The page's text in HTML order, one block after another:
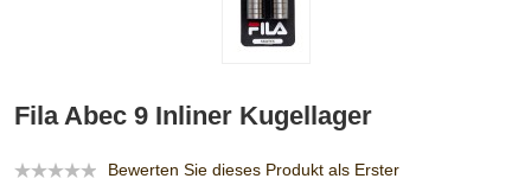
Fila Abec 9 Inliner Kugellager
Bewerten Sie dieses Produkt als Erster